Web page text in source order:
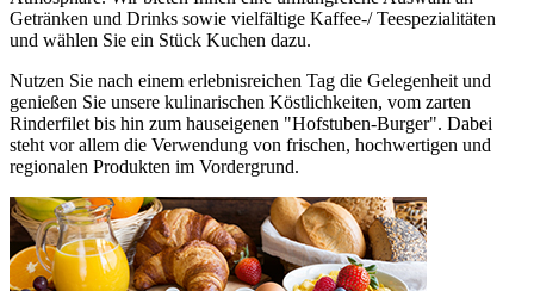
Getränken und Drinks sowie vielfältige Kaffee-/ Teespezialitäten
und wählen Sie ein Stück Kuchen dazu.
Nutzen Sie nach einem erlebnisreichen Tag die Gelegenheit und
genießen Sie unsere kulinarischen Köstlichkeiten, vom zarten
Rinderfilet bis hin zum hauseigenen "Hofstuben-Burger". Dabei
steht vor allem die Verwendung von frischen, hochwertigen und
regionalen Produkten im Vordergrund.